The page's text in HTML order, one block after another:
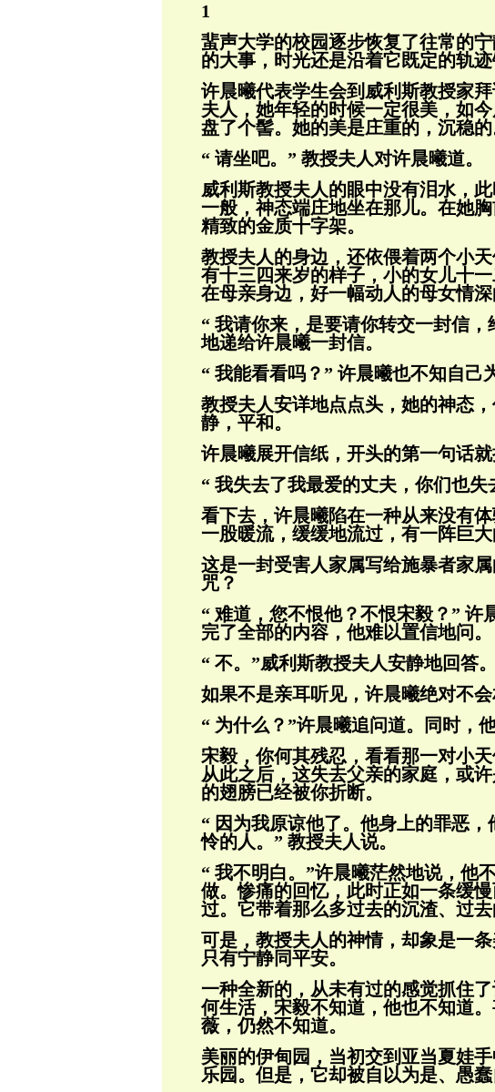
1
蜚声大学的校园逐步恢复了往常的
的大事，时光还是沿着它既定的轨
许晨曦代表学生会到威利斯教授家
夫人，她年轻的时候一定很美，如
盘了个髻。她的美是庄重的，沉稳的
“ 请坐吧。” 教授夫人对许晨曦道。
威利斯教授夫人的眼中没有泪水，
一般，神态端庄地坐在那儿。在她
精致的金质十字架。
教授夫人的身边，还依偎着两个小
有十三四来岁的样子， 小的女儿十
在母亲身边，好一幅动人的母女情深
“ 我请你来，是要请你转交一封信
地递给许晨曦一封信。
“ 我能看看吗？” 许晨曦也不知自己
教授夫人安详地点点头，她的神态
静，平和。
许晨曦展开信纸，开头的第一句话就
“ 我失去了我最爱的丈夫，你们也
看下去，许晨曦陷在一种从来没有
一股暖流，缓缓地流过，有一阵巨大
这是一封受害人家属写给施暴者家
咒？
“ 难道，您不恨他？不恨宋毅？” 许
完了全部的内容，他难以置信地问。
“ 不。”威利斯教授夫人安静地回答。
如果不是亲耳听见，许晨曦绝对不会
“ 为什么？”许晨曦追问道。同时，
宋毅，你何其残忍，看看那一对小
从此之后， 这失去父亲的家庭，或
的翅膀已经被你折断。
“ 因为我原谅他了。他身上的罪恶
怜的人。” 教授夫人说。
“ 我不明白。”许晨曦茫然地说，他
做。惨痛的回忆，此时正如一条缓
过。它带着那么多过去的沉渣、过去
可是，教授夫人的神情，却象是一
只有宁静同平安。
一种全新的，从未有过的感觉抓住
何生活，宋毅不知道，他也不知道
薇，仍然不知道。
美丽的伊甸园，当初交到亚当夏娃
乐园。但是，它却被自以为是、愚